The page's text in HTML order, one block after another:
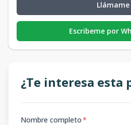
Llámame
Escribeme por
¿Te interesa esta
Nombre completo*